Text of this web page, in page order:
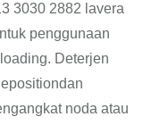
3030 2882 lavera
penggunaan
Deterjen
noda atau